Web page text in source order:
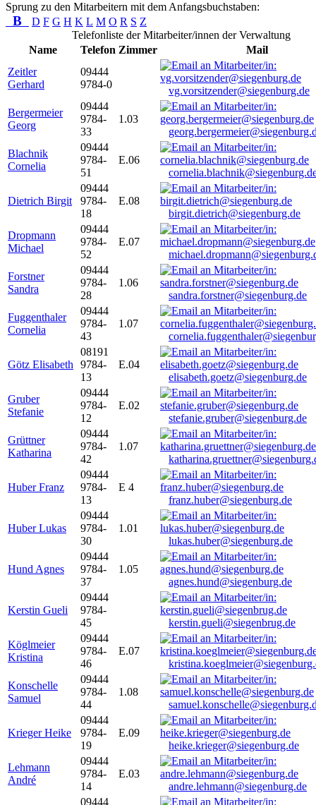
Sprung zu den Mitarbeitern mit dem Anfangsbuchstaben:
B D F G H K L M O R S Z
Telefonliste der Mitarbeiter/innen der Verwaltung
Name
Telefon Zimmer
Mail
Zeitler
Gerhard
09444
9784-0
vg.vorsitzender@siegenburg.de
Bergermeier
Georg
09444
9784-
33
1.03
Blachnik
Cornelia
09444
9784-
51
E.06
Dietrich Birgit
09444
9784-
18
E.08
birgit.dietrich@siegenburg.de
Dropmann
Michael
09444
9784-
52
E.07
Forstner
Sandra
09444
9784-
28
1.06
sandra.forstner@siegenburg.de
Fuggenthaler
Cornelia
09444
9784-
43
1.07
Götz Elisabeth
08191
9784-
13
E.04
elisabeth.goetz@siegenburg.de
Gruber
Stefanie
09444
9784-
12
E.02
stefanie.gruber@siegenburg.de
Grüttner
Katharina
09444
9784-
42
1.07
Huber Franz
09444
9784-
13
E 4
franz.huber@siegenburg.de
Huber Lukas
09444
9784-
30
1.01
lukas.huber@siegenburg.de
Hund Agnes
09444
9784-
37
1.05
agnes.hund@siegenburg.de
Kerstin Gueli
09444
9784-
45
kerstin.gueli@siegenbrug.de
Köglmeier
Kristina
09444
9784-
46
E.07
Konschelle
Samuel
09444
9784-
44
1.08
Krieger Heike
09444
9784-
19
E.09
heike.krieger@siegenburg.de
Lehmann
André
09444
9784-
14
E.03
andre.lehmann@siegenburg.de
09444